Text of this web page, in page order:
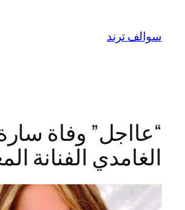
المحتوى
سوالف ترند
“عااجل” وفاة
الغامدي الفنانة